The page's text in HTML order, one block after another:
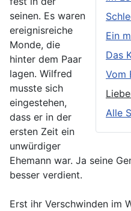
Ein
Das
Vom
Alle
seinen. Es waren
ereignisreiche
Monde, die
hinter dem Paar
lagen. Wilfred
musste sich
eingestehen,
dass er in der
ersten Zeit ein
unwürdiger
Ehemann war. Ja seine
besser verdient.
Erst ihr Verschwinden im